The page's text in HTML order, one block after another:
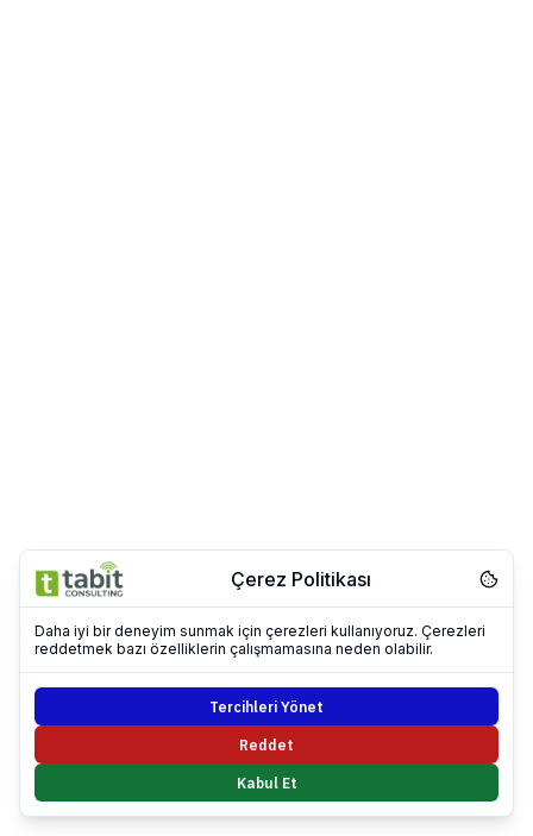
Çerez Politikası
Daha iyi bir deneyim sunmak için çerezleri kullanıyoruz. Çerezleri
reddetmek bazı özelliklerin çalışmamasına neden olabilir.
Tercihleri Yönet
Reddet
Kabul Et